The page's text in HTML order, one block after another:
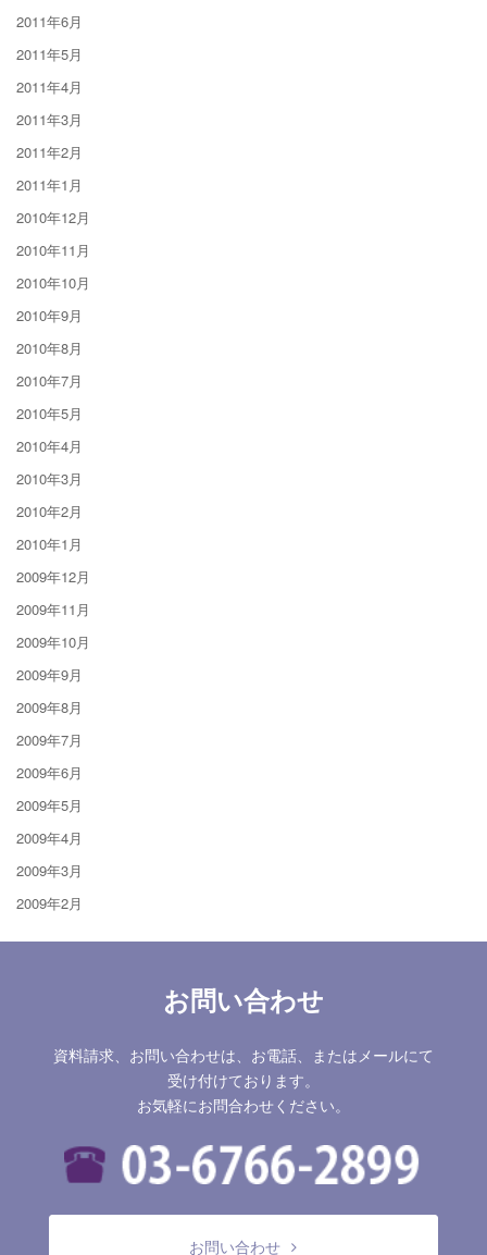
2011年6月
2011年5月
2011年4月
2011年3月
2011年2月
2011年1月
2010年12月
2010年11月
2010年10月
2010年9月
2010年8月
2010年7月
2010年5月
2010年4月
2010年3月
2010年2月
2010年1月
2009年12月
2009年11月
2009年10月
2009年9月
2009年8月
2009年7月
2009年6月
2009年5月
2009年4月
2009年3月
2009年2月
お問い合わせ
資料請求、お問い合わせは、お電話、またはメールにて
受け付けております。
お気軽にお問合わせください。
お問い合わせ